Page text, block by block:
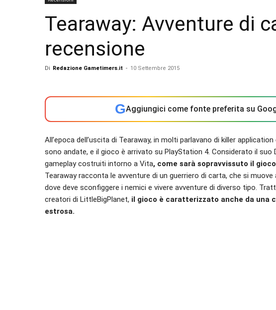
Tearaway: Avventure di
recensione
Di Redazione Gametimers.it - 10 Settembre 2015
GAggiungici come fonte preferita su
All’epoca dell’uscita di Tearaway, in molti parlavano di killer
sono andate, e il gioco è arrivato su PlayStation 4. Considerato il suo
gameplay costruiti intorno a Vita, come sarà sopravvissuto il
Tearaway racconta le avventure di un guerriero di carta, che si muove
dove deve sconfiggere i nemici e vivere avventure di diverso tipo.
creatori di LittleBigPlanet, il gioco è caratterizzato anche da una
estrosa.